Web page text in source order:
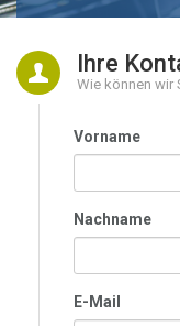
Ihre
Wie können wir
Vorname
Nachname
E-Mail